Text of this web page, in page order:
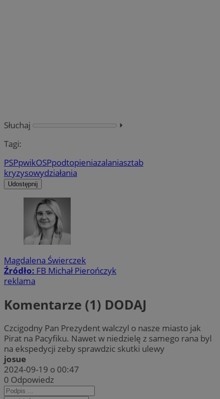
Słuchaj
⏵︎
Tagi:
PSPpwikOSPpodtopieniazalaniasztab
kryzysowydziałania
Udostępnij
Magdalena Świerczek
Źródło: FB Michał Pierończyk
reklama
Komentarze (1) DODAJ
Czcigodny Pan Prezydent walczyl o nasze miasto jak
Pirat na Pacyfiku. Nawet w niedzielę z samego rana byl
na ekspedycji zeby sprawdzic skutki ulewy
josue
2024-09-19 o 00:47
0 Odpowiedz